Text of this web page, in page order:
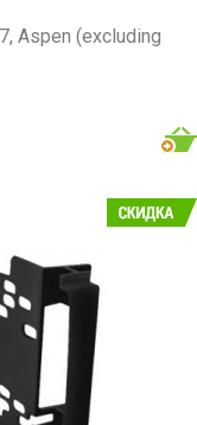
Aspen (excluding
2005-07,
nav) 2005-07, Ram
Ram Chassis
Compass 2007-
07, Patriot